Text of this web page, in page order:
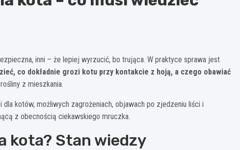
inni – że lepiej wyrzucić, bo trująca. W praktyce sprawa jest
co dokładnie grozi kotu przy kontakcie z hoją, a czego obawiać
z mieszkania.
kotów, możliwych zagrożeniach, objawach po zjedzeniu liści i
z obecnością ciekawskiego mruczka.
kota? Stan wiedzy